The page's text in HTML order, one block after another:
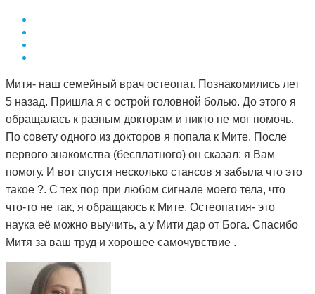
Митя- наш семейный врач остеопат. Познакомились лет
5 назад. Пришла я с острой головной болью. До этого я
обращалась к разным докторам и никто не мог помочь.
По совету одного из докторов я попала к Мите. После
первого знакомства (бесплатного) он сказал: я Вам
помогу. И вот спустя несколько стансов я забыла что это
такое ?. С тех пор при любом сигнале моего тела, что
что-то не так, я обращаюсь к Мите. Остеопатия- это
наука её можно выучить, а у Мити дар от Бога. Спасибо
Митя за ваш труд и хорошее самочувствие .